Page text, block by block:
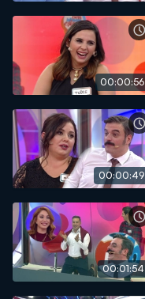
00:00:56
00:00:49
00:01:54